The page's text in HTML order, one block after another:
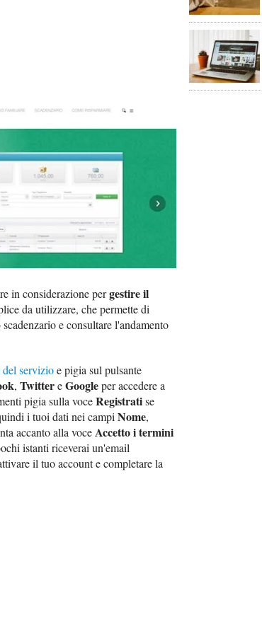
in considerazione pergestire il
da utilizzare, che permette di
e consultare l'andamento
servizioe pigia sul pulsante
, TwittereGoogleper accedere a
pigia sulla voceRegistratise
i tuoi dati nei campi Nome,
accanto alla voce Accetto i termini
istanti riceverai un'email
il tuo account e completare la